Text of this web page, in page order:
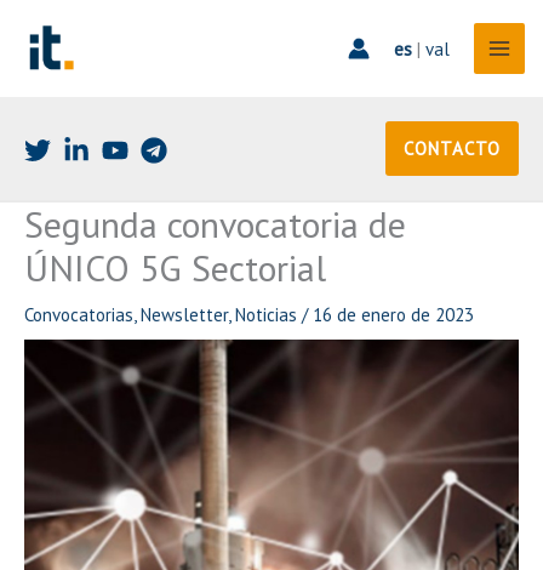
contenido
es| val
CONTACTO
Segunda convocatoria de
ÚNICO 5G Sectorial
Convocatorias,Newsletter,Noticias / 16 de enero de 2023